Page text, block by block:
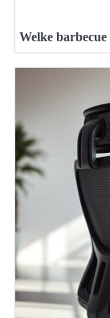
Welke